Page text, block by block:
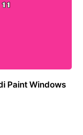
Paint Windows